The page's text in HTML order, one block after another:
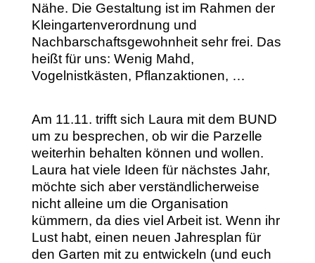
Nähe. Die Gestaltung ist im Rahmen der
Kleingartenverordnung und
Nachbarschaftsgewohnheit sehr frei. Das
heißt für uns: Wenig Mahd,
Vogelnistkästen, Pflanzaktionen, …
Am 11.11. trifft sich Laura mit dem BUND
um zu besprechen, ob wir die Parzelle
weiterhin behalten können und wollen.
Laura hat viele Ideen für nächstes Jahr,
möchte sich aber verständlicherweise
nicht alleine um die Organisation
kümmern, da dies viel Arbeit ist. Wenn ihr
Lust habt, einen neuen Jahresplan für
den Garten mit zu entwickeln (und euch